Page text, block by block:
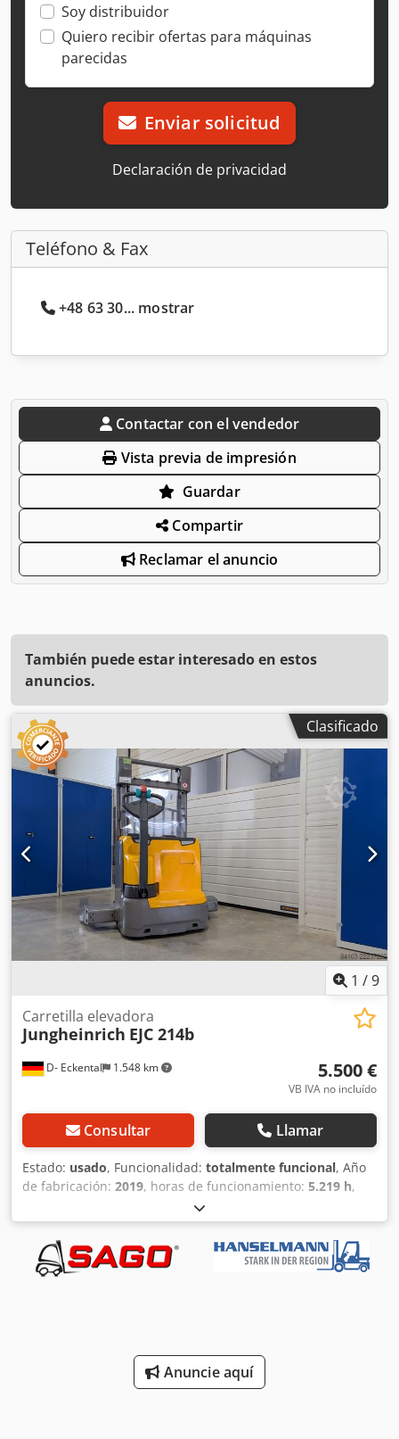
Soy distribuidor
Quiero recibir ofertas para máquinas
parecidas
Enviar solicitud
Declaración de privacidad
Teléfono & Fax
+48 63 30... mostrar
Contactar con el vendedor
Vista previa de impresión
Guardar
Compartir
Reclamar el anuncio
También puede estar interesado en estos
anuncios.
Clasificado
1 /9
D- Eckental 1.548 km
Carretilla elevadora
Jungheinrich EJC 214b
5.500 €
VB IVA no incluído
Consultar Llamar
Estado: usado, Funcionalidad: totalmente funcional, Año
de fabricación: 2019, horas de funcionamiento: 5.219 h,
1.400 kg, altura de elevación:
mm, ascensor libre:100 mm, tipo de combustible:
eléctrico, tipo de mástil: Simplex, altura de construcción:
1.700 mm, longitud de la horquilla: 1.150 mm, peso en
vacío:
Tipo de mástil: Estándar Estado técnico: Muy bueno Voltaje
de la batería: 24V Capacidad de la batería: 260Ah
Fabricante de la batería: Jungheinrich Tipo de batería:
Anuncie aquí